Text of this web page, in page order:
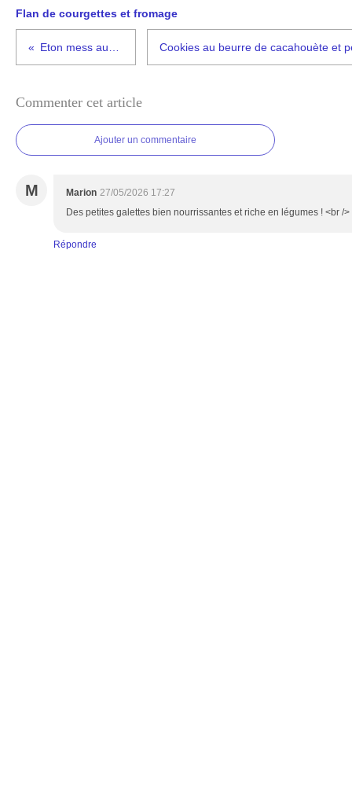
Flan de courgettes et fromage
Commenter cet article
Ajouter un commentaire
M Marion 27/05/2026 17:27
Des petites galettes bien nourrissantes et riche en légumes ! <br /
Répondre